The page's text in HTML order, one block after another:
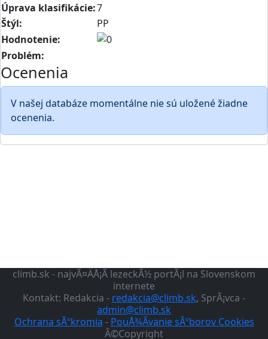
Úprava klasifikácie:7
Štýl:
PP
Hodnotenie:
Problém:
Ocenenia
V našej databáze momentálne nie sú uložené žiadne
ocenenia.
climb.sk - najvÃ¤ÄÅ¡Ã­ lezeckÃ½ portÃ¡l na Slovenskom
internete
Kontakt: Redakcia - redakcia@climb.sk, SprÃ¡vca -
admin@climb.sk
Ochrana sÃºkromia - PouÅ¾Ã­vanie sÃºborov Cookies
Â©Copyright